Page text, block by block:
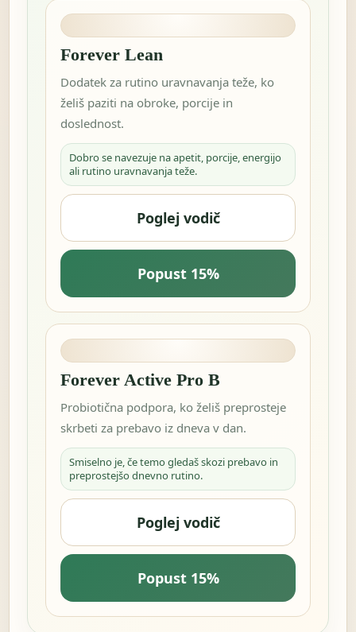
Forever Lean
Dodatek za rutino uravnavanja teže, ko
želiš paziti na obroke, porcije in
doslednost.
Dobro se navezuje na apetit, porcije, energijo
ali rutino uravnavanja teže.
Poglej vodič
Popust 15%
Forever Active Pro B
Probiotična podpora, ko želiš preprosteje
skrbeti za prebavo iz dneva v dan.
Smiselno je, če temo gledaš skozi prebavo in
preprostejšo dnevno rutino.
Poglej vodič
Popust 15%